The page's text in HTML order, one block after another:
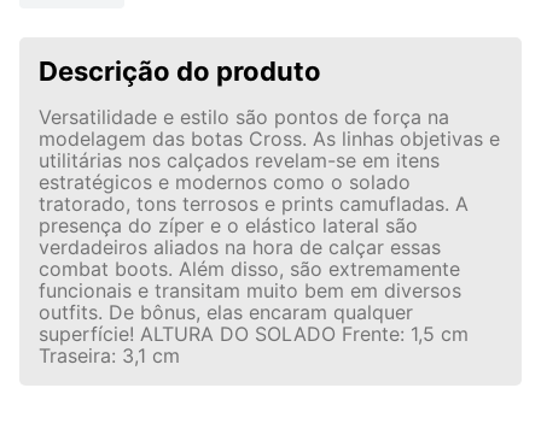
Descrição do produto
Versatilidade e estilo são pontos de força na
modelagem das botas Cross. As linhas objetivas e
utilitárias nos calçados revelam-se em itens
estratégicos e modernos como o solado
tratorado, tons terrosos e prints camufladas. A
presença do zíper e o elástico lateral são
verdadeiros aliados na hora de calçar essas
combat boots. Além disso, são extremamente
funcionais e transitam muito bem em diversos
outfits. De bônus, elas encaram qualquer
superfície! ALTURA DO SOLADO Frente: 1,5 cm
Traseira: 3,1 cm